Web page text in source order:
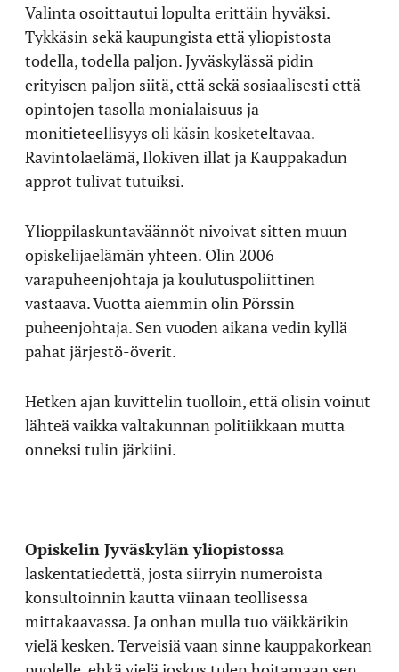
Valinta osoittautui lopulta erittäin hyväksi.
Tykkäsin sekä kaupungista että yliopistosta
todella, todella paljon. Jyväskylässä pidin
erityisen paljon siitä, että sekä sosiaalisesti että
opintojen tasolla monialaisuus ja
monitieteellisyys oli käsin kosketeltavaa.
Ravintolaelämä, Ilokiven illat ja Kauppakadun
approt tulivat tutuiksi.
Ylioppilaskuntaväännöt nivoivat sitten muun
opiskelijaelämän yhteen. Olin 2006
varapuheenjohtaja ja koulutuspoliittinen
vastaava. Vuotta aiemmin olin Pörssin
puheenjohtaja. Sen vuoden aikana vedin kyllä
pahat järjestö-överit.
Hetken ajan kuvittelin tuolloin, että olisin voinut
lähteä vaikka valtakunnan politiikkaan mutta
onneksi tulin järkiini.
Opiskelin Jyväskylän yliopistossa
laskentatiedettä, josta siirryin numeroista
konsultoinnin kautta viinaan teollisessa
mittakaavassa. Ja onhan mulla tuo väikkärikin
vielä kesken. Terveisiä vaan sinne kauppakorkean